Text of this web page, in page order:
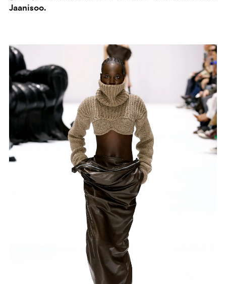
Jaanisoo.